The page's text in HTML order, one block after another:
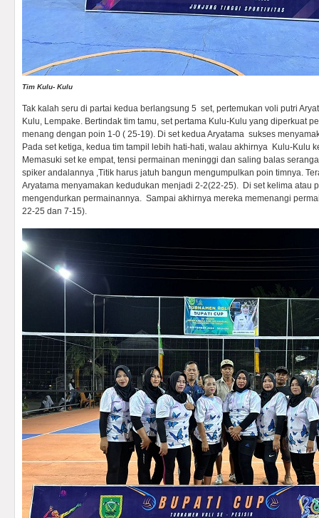
Tim Kulu- Kulu
Tak kalah seru di partai kedua berlangsung 5 set, pertemukan voli putri
Kulu, Lempake. Bertindak tim tamu, set pertama Kulu-Kulu yang diperkuat
menang dengan poin 1-0 ( 25-19). Di set kedua Aryatama sukses
Pada set ketiga, kedua tim tampil lebih hati-hati, walau akhirnya Kulu-Kulu
Memasuki set ke empat, tensi permainan meninggi dan saling balas
spiker andalannya ,Titik harus jatuh bangun mengumpulkan poin timnya.
Aryatama menyamakan kedudukan menjadi 2-2(22-25). Di set kelima atau
mengendurkan permainannya. Sampai akhirnya mereka memenangi
22-25 dan 7-15).